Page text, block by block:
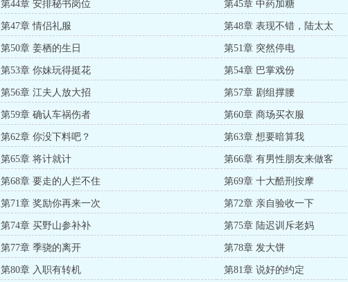
第44章 安排秘书岗位 第45章 中药加糖
第47章 情侣礼服 第48章 表现不错，陆太太
第50章 姜栖的生日 第51章 突然停电
第53章 你妹玩得挺花 第54章 巴掌戏份
第56章 江夫人放大招 第57章 剧组撑腰
第59章 确认车祸伤者 第60章 商场买衣服
第62章 你没下料吧？ 第63章 想要暗算我
第65章 将计就计 第66章 有男性朋友来做客
第68章 要走的人拦不住 第69章 十大酷刑按摩
第71章 奖励你再来一次 第72章 亲自验收一下
第74章 买野山参补补 第75章 陆迟训斥老妈
第77章 季骁的离开 第78章 发大饼
第80章 入职有转机 第81章 说好的约定